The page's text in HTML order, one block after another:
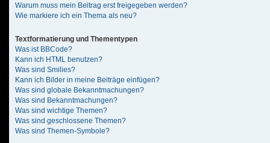
Warum muss mein Beitrag erst freigegeben werden?
Wie markiere ich ein Thema als neu?
Textformatierung und Thementypen
Was ist BBCode?
Kann ich HTML benutzen?
Was sind Smilies?
Kann ich Bilder in meine Beiträge einfügen?
Was sind globale Bekanntmachungen?
Was sind Bekanntmachungen?
Was sind wichtige Themen?
Was sind geschlossene Themen?
Was sind Themen-Symbole?